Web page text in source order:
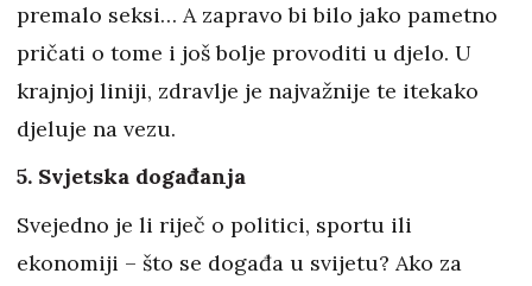
premalo seksi… A zapravo bi bilo jako pametno
pričati o tome i još bolje provoditi u djelo. U
krajnjoj liniji, zdravlje je najvažnije te itekako
djeluje na vezu.
5. Svjetska događanja
Svejedno je li riječ o politici, sportu ili
ekonomiji – što se događa u svijetu? Ako za